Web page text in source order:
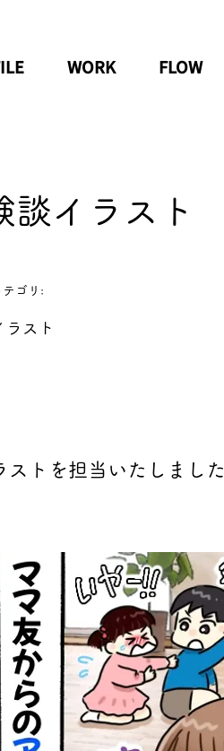
WORK FLOW
イラスト
テゴリ:
ラスト
トを担当いたしました